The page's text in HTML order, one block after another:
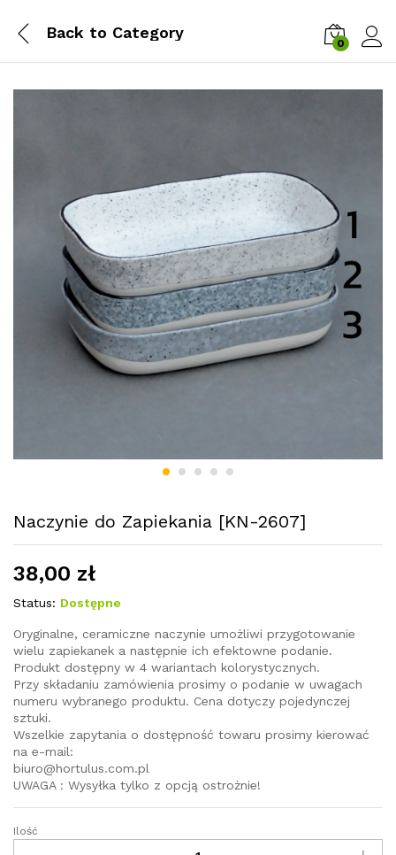
Back to Category
0
Naczynie do Zapiekania [KN-2607]
38,00 zł
Status: Dostępne
Oryginalne, ceramiczne naczynie umożliwi przygotowanie
wielu zapiekanek a następnie ich efektowne podanie.
Produkt dostępny w 4 wariantach kolorystycznych.
Przy składaniu zamówienia prosimy o podanie w uwagach
numeru wybranego produktu. Cena dotyczy pojedynczej
sztuki.
Wszelkie zapytania o dostępność towaru prosimy kierować
na e-mail:
biuro@hortulus.com.pl
UWAGA : Wysyłka tylko z opcją ostrożnie!
Naczynie
Ilość